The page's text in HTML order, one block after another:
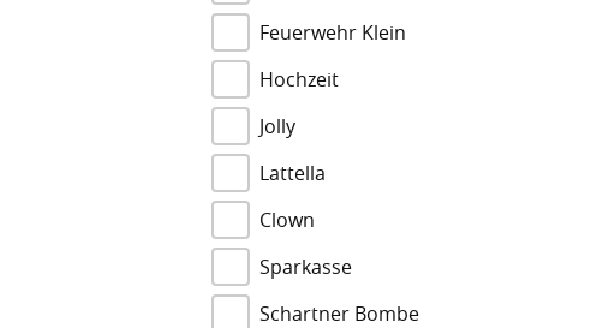
Feuerwehr Klein
Hochzeit
Jolly
Lattella
Clown
Sparkasse
Schartner Bombe